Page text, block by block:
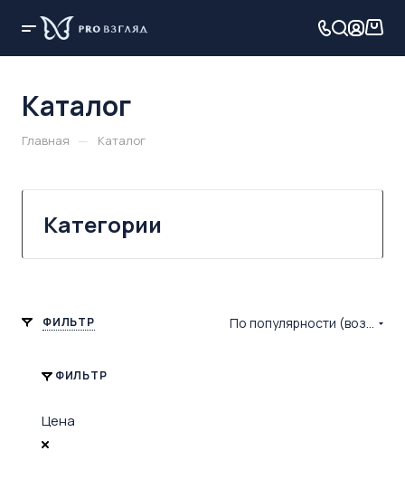
Каталог
Главная — Каталог
Категории
ФИЛЬТР По популярности (возрастание)
ФИЛЬТР
Цена